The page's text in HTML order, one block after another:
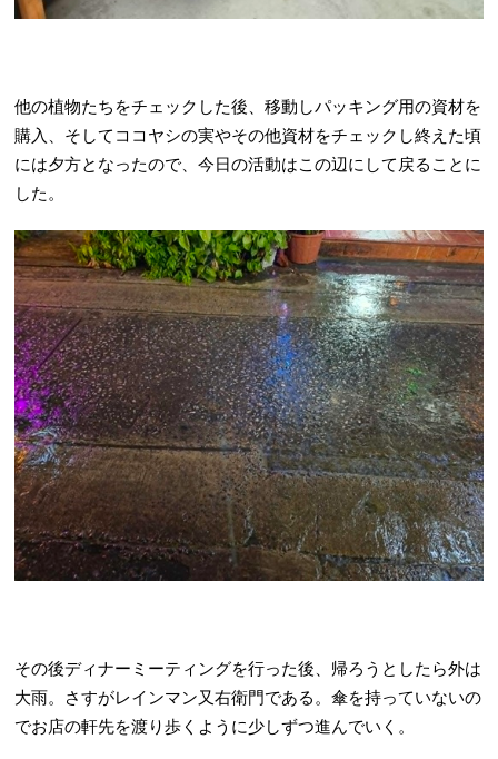
他の植物たちをチェックした後、移動しパッキング用の資材を
購入、そしてココヤシの実やその他資材をチェックし終えた頃
には夕方となったので、今日の活動はこの辺にして戻ることに
した。
その後ディナーミーティングを行った後、帰ろうとしたら外は
大雨。さすがレインマン又右衛門である。傘を持っていないの
でお店の軒先を渡り歩くように少しずつ進んでいく。